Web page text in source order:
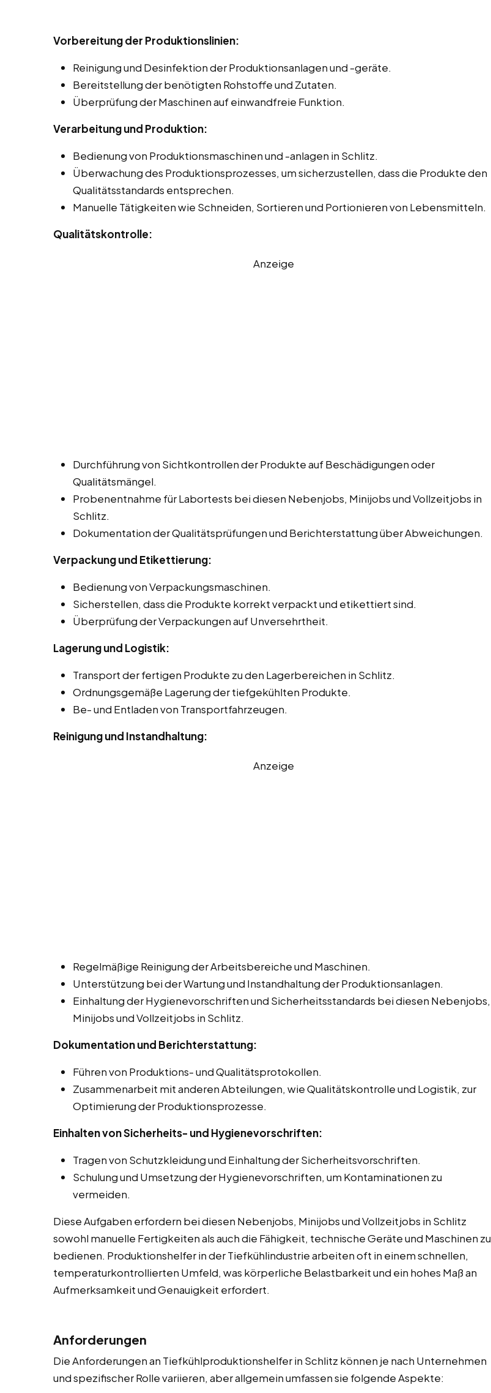
Vorbereitung der Produktionslinien:
Reinigung und Desinfektion der Produktionsanlagen und -geräte.
Bereitstellung der benötigten Rohstoffe und Zutaten.
Überprüfung der Maschinen auf einwandfreie Funktion.
Verarbeitung und Produktion:
Bedienung von Produktionsmaschinen und -anlagen in Schlitz.
Überwachung des Produktionsprozesses, um sicherzustellen, dass die Produkte den
Qualitätsstandards entsprechen.
Manuelle Tätigkeiten wie Schneiden, Sortieren und Portionieren von Lebensmitteln.
Qualitätskontrolle:
Anzeige
Durchführung von Sichtkontrollen der Produkte auf Beschädigungen oder
Qualitätsmängel.
Probenentnahme für Labortests bei diesen Nebenjobs, Minijobs und Vollzeitjobs in
Schlitz.
Dokumentation der Qualitätsprüfungen und Berichterstattung über Abweichungen.
Verpackung und Etikettierung:
Bedienung von Verpackungsmaschinen.
Sicherstellen, dass die Produkte korrekt verpackt und etikettiert sind.
Überprüfung der Verpackungen auf Unversehrtheit.
Lagerung und Logistik:
Transport der fertigen Produkte zu den Lagerbereichen in Schlitz.
Ordnungsgemäße Lagerung der tiefgekühlten Produkte.
Be- und Entladen von Transportfahrzeugen.
Reinigung und Instandhaltung:
Anzeige
Regelmäßige Reinigung der Arbeitsbereiche und Maschinen.
Unterstützung bei der Wartung und Instandhaltung der Produktionsanlagen.
Einhaltung der Hygienevorschriften und Sicherheitsstandards bei diesen Nebenjobs,
Minijobs und Vollzeitjobs in Schlitz.
Dokumentation und Berichterstattung:
Führen von Produktions- und Qualitätsprotokollen.
Zusammenarbeit mit anderen Abteilungen, wie Qualitätskontrolle und Logistik, zur
Optimierung der Produktionsprozesse.
Einhalten von Sicherheits- und Hygienevorschriften:
Tragen von Schutzkleidung und Einhaltung der Sicherheitsvorschriften.
Schulung und Umsetzung der Hygienevorschriften, um Kontaminationen zu
vermeiden.
Diese Aufgaben erfordern bei diesen Nebenjobs, Minijobs und Vollzeitjobs in Schlitz
sowohl manuelle Fertigkeiten als auch die Fähigkeit, technische Geräte und Maschinen zu
bedienen. Produktionshelfer in der Tiefkühlindustrie arbeiten oft in einem schnellen,
temperaturkontrollierten Umfeld, was körperliche Belastbarkeit und ein hohes Maß an
Aufmerksamkeit und Genauigkeit erfordert.
Anforderungen
Die Anforderungen an Tiefkühlproduktionshelfer in Schlitz können je nach Unternehmen
und spezifischer Rolle variieren, aber allgemein umfassen sie folgende Aspekte: